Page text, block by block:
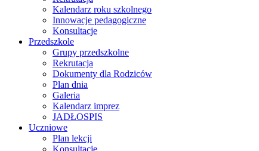
Kalendarz roku szkolnego
Innowacje pedagogiczne
Konsultacje
Przedszkole
Grupy przedszkolne
Rekrutacja
Dokumenty dla Rodziców
Plan dnia
Galeria
Kalendarz imprez
JADŁOSPIS
Uczniowe
Plan lekcji
Konsultacje